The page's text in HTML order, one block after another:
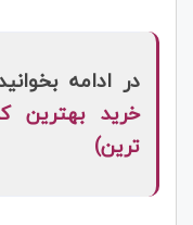
در ادامه
ترین)